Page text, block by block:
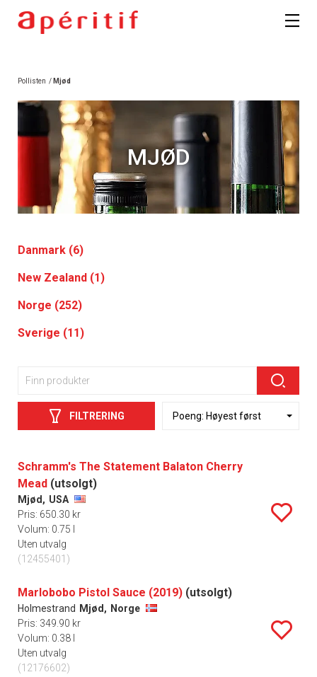
Pollisten / Mjød
MJØD
Danmark (6)
New Zealand (1)
Norge (252)
Sverige (11)
FILTRERING
Schramm's The Statement Balaton Cherry
Mead (utsolgt)
Mjød, USA
Pris: 650.30 kr
Volum: 0.75 l
Uten utvalg
(12455401)
Marlobobo Pistol Sauce (2019) (utsolgt)
Holmestrand Mjød, Norge
Pris: 349.90 kr
Volum: 0.38 l
Uten utvalg
(12176602)